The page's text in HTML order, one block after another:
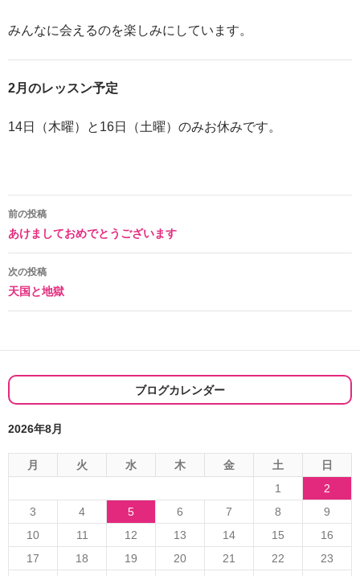
みんなに会えるのを楽しみにしています。
2月のレッスン予定
14日（木曜）と16日（土曜）のみお休みです。
投
稿
ナ
ビ
ー
シ
ョ
ン
前の投稿
あけましておめでとうございます
次の投稿
天国と地獄
ブログカレンダー
2026年8月
月 火 水 木 金 土
日
1
2
3
4 5 6 7 8
9
10
11 12 13 14 15
16
17
18 19 20 21 22
23